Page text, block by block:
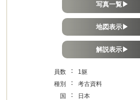
写真一覧▶
地図表示▶
解説表示▶
員数 ：
1躯
種別
：
考古資料
国
：
日本